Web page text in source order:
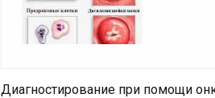
Диагностирование при помощи